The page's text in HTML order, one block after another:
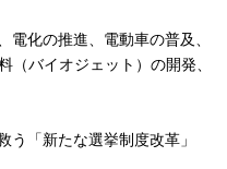
化の推進、電動車の普及、
（バイオジェット）の開発、
「新たな選挙制度改革」